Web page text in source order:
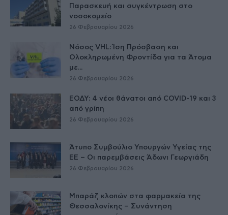
Παρασκευή και συγκέντρωση στο
νοσοκομείο
26 Φεβρουαρίου 2026
Νόσος VHL: Ίση Πρόσβαση και
Ολοκληρωμένη Φροντίδα για τα Άτομα
με...
26 Φεβρουαρίου 2026
ΕΟΔΥ: 4 νέοι θάνατοι από COVID-19 και 3
από γρίπη
26 Φεβρουαρίου 2026
Άτυπο Συμβούλιο Υπουργών Υγείας της
ΕE – Οι παρεμβάσεις Άδωνι Γεωργιάδη
26 Φεβρουαρίου 2026
Μπαράζ κλοπών στα φαρμακεία της
Θεσσαλονίκης – Συνάντηση